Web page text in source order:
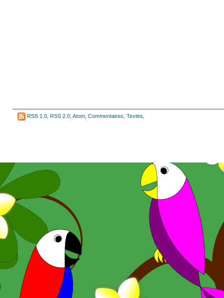
RSS 1.0 RSS 2.0 Atom Commentaires Textes